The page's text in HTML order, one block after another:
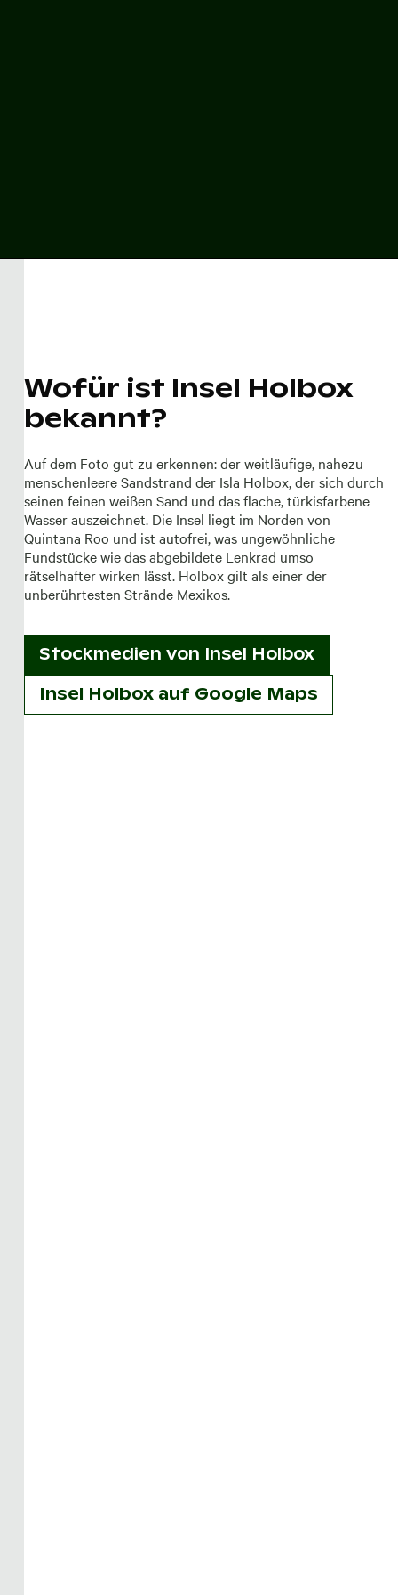
Wofür ist Insel Holbox
bekannt?
Auf dem Foto gut zu erkennen: der weitläufige, nahezu
menschenleere Sandstrand der Isla Holbox, der sich durch
seinen feinen weißen Sand und das flache, türkisfarbene
Wasser auszeichnet. Die Insel liegt im Norden von
Quintana Roo und ist autofrei, was ungewöhnliche
Fundstücke wie das abgebildete Lenkrad umso
rätselhafter wirken lässt. Holbox gilt als einer der
unberührtesten Strände Mexikos.
Stockmedien von Insel Holbox
Insel Holbox auf Google Maps